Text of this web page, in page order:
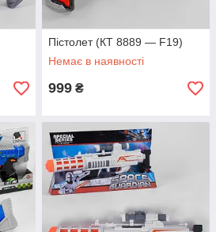
Пістолет (КТ 8889 — F19)
Немає в наявності
999 ₴